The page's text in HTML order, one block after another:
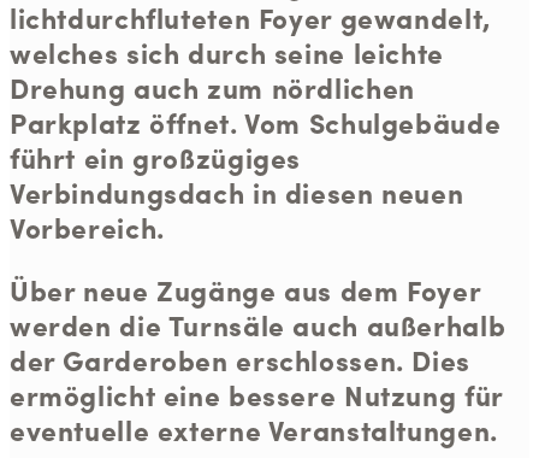
lichtdurchfluteten Foyer gewandelt,
welches sich durch seine leichte
Drehung auch zum nördlichen
Parkplatz öffnet. Vom Schulgebäude
führt ein großzügiges
Verbindungsdach in diesen neuen
Vorbereich.
Über neue Zugänge aus dem Foyer
werden die Turnsäle auch außerhalb
der Garderoben erschlossen. Dies
ermöglicht eine bessere Nutzung für
eventuelle externe Veranstaltungen.